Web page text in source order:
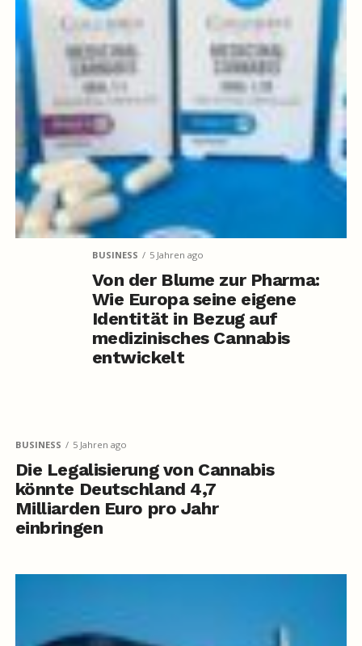
BUSINESS 5 Jahren ago
Von der Blume zur Pharma:
Wie Europa seine eigene
Identität in Bezug auf
medizinisches Cannabis
entwickelt
BUSINESS 5 Jahren ago
Die Legalisierung von Cannabis
könnte Deutschland 4,7
Milliarden Euro pro Jahr
einbringen